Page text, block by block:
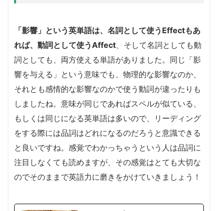
「影響」という英単語は、名詞として使うEffectもあ
れば、動詞として使うAffect、そして名詞としても動
詞としても、両方使える単語がありました。同じ「影
響を与える」という意味でも、物理的な影響なのか、
それとも感情的な影響なのかで使う動詞が違ったりも
しましたね。意味が同じであればスペルが似ている、
もしくは同じになる英単語は多いので、リーディング
をする際には品詞はどれになるのだろうと意識できる
と良いですね。感覚でわかっちゃうという人は品詞に
注目しなくても読めますが、その感覚はとても大切な
のでそのままで英語力に磨きをかけていきましょう！